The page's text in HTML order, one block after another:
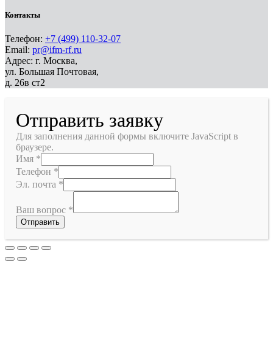
Контакты
Телефон: +7 (499) 110-32-07
Email: pr@ifm-rf.ru
Адрес: г. Москва,
ул. Большая Почтовая,
д. 26в ст2
Отправить заявку
Для заполнения данной формы включите JavaScript в
браузере.
Имя *
Телефон *
Эл. почта *
Ваш вопрос *
Отправить